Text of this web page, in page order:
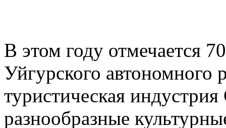
В этом году отмечается
Уйгурского автономного
туристическая
разнообразные